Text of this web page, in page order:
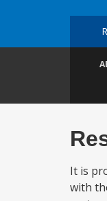
It is
with